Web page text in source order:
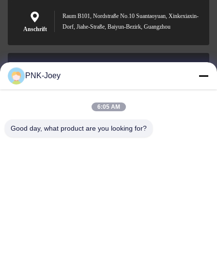
Anschrift
Raum B101, Nordstraße No.10 Suantaoyuan, Xinkexiaxin-
Dorf, Jiahe-Straße, Baiyun-Bezirk, Guangzhou
E-Mail-Adresse
008613580404923
PNK-Joey
6:05 AM
Good day, what product are you looking for?